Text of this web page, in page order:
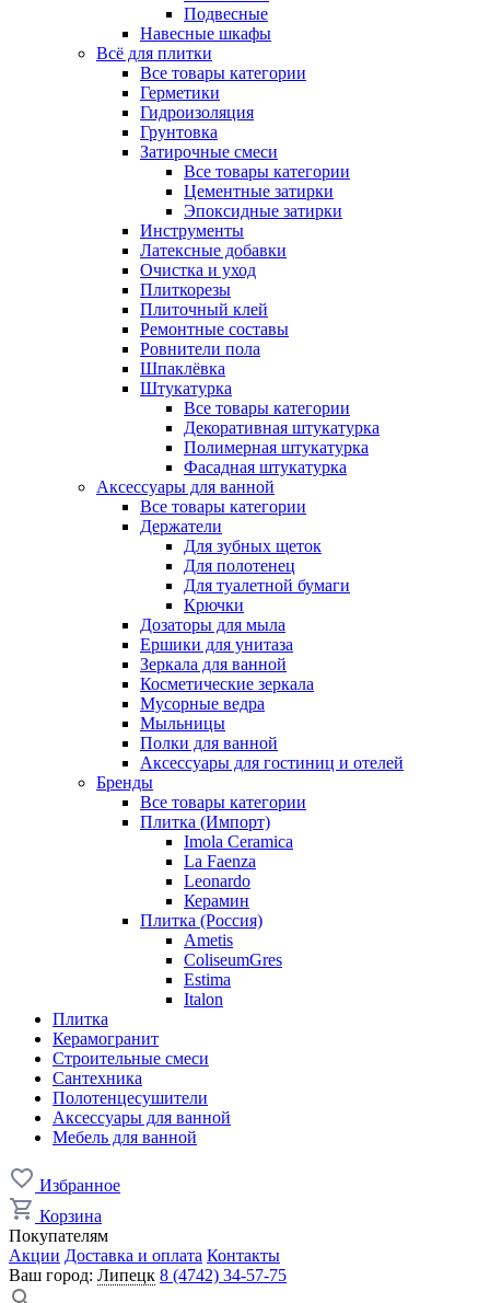
Подвесные
Навесные шкафы
Всё для плитки
Все товары категории
Герметики
Гидроизоляция
Грунтовка
Затирочные смеси
Все товары категории
Цементные затирки
Эпоксидные затирки
Инструменты
Латексные добавки
Очистка и уход
Плиткорезы
Плиточный клей
Ремонтные составы
Ровнители пола
Шпаклёвка
Штукатурка
Все товары категории
Декоративная штукатурка
Полимерная штукатурка
Фасадная штукатурка
Аксессуары для ванной
Все товары категории
Держатели
Для зубных щеток
Для полотенец
Для туалетной бумаги
Крючки
Дозаторы для мыла
Ершики для унитаза
Зеркала для ванной
Косметические зеркала
Мусорные ведра
Мыльницы
Полки для ванной
Аксессуары для гостиниц и отелей
Бренды
Все товары категории
Плитка (Импорт)
Imola Ceramica
La Faenza
Leonardo
Керамин
Плитка (Россия)
Ametis
ColiseumGres
Estima
Italon
Плитка
Керамогранит
Строительные смеси
Сантехника
Полотенцесушители
Аксессуары для ванной
Мебель для ванной
Избранное
Корзина
Покупателям
Акции Доставка и оплата Контакты
Ваш город: Липецк 8 (4742) 34-57-75